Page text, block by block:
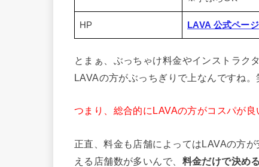
HP LAVA 公式ページ
とまぁ、ぶっちゃけ料金やインストラク
LAVAの方がぶっちぎりで上なんですね。
つまり、総合的にLAVAの方がコスパが良
正直、料金も店舗によってはLAVAの方
える店舗数が多いんで、 料金だけで決め